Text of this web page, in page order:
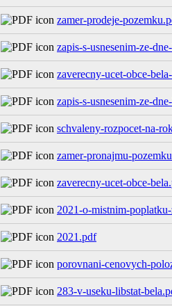
zamer-prodeje-
zapis-s-usnesenim-ze-
zaverecny-ucet-obce-
zapis-s-usnesenim-ze-
schvaleny-rozpocet-na-
zamer-pronajmu-
zaverecny-ucet-obce-
2021-o-mistnim-
2021.pdf
porovnani-cenovych-
283-v-useku-libstat-